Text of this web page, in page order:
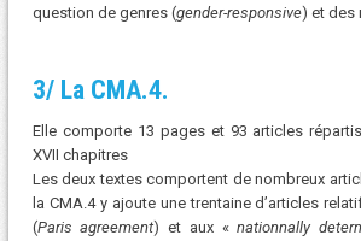
question de genres (gender-responsive) et des
3/ La CMA.4.
Elle comporte 13 pages et 93 articles
XVII chapitres
Les deux textes comportent de nombreux
la CMA.4 y ajoute une trentaine d’articles
(Paris agreement) et aux «nationnally